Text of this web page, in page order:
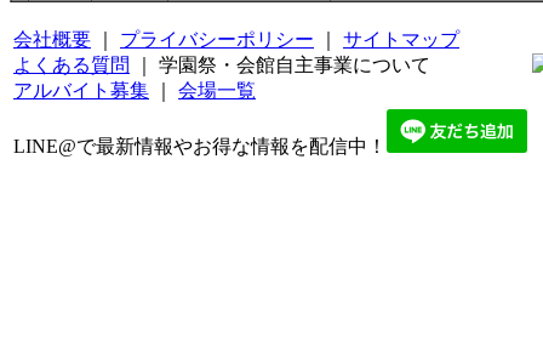
会社概要 プライバシーポリシー
サイトマップ
よくある質問
｜ 学園祭・会館自主事業について
アルバイト募集
会場一覧
LINE@で最新情報やお得な情報を配信中！